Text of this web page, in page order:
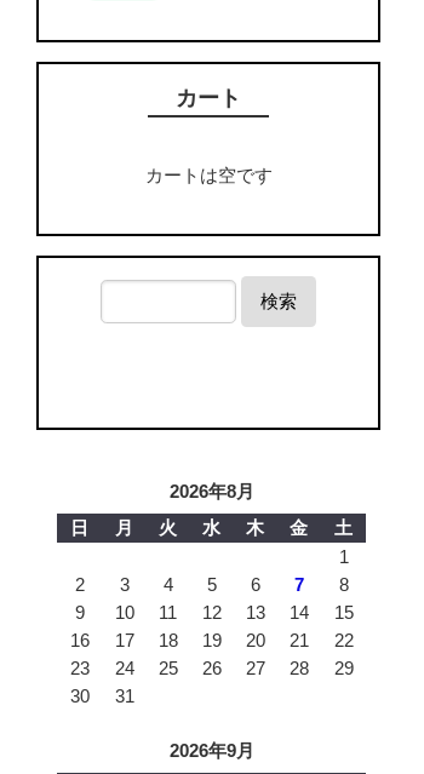
カート
カートは空です
検索
2026年8月
日
月 火 水 木 金
土
1
2
3 4 5 6 7
8
9
10 11 12 13 14
15
16
17 18 19 20 21
22
23
24 25 26 27 28
29
30
31
2026年9月